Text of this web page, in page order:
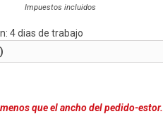
Impuestos incluidos
4dias de trabajo
que el ancho del pedido-estor.